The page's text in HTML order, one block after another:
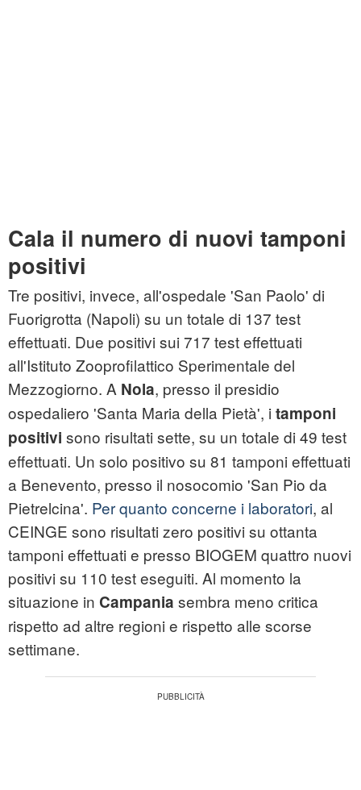
Cala il numero di nuovi tamponi
positivi
Tre positivi, invece, all'ospedale 'San Paolo' di
Fuorigrotta (Napoli) su un totale di 137 test
effettuati. Due positivi sui 717 test effettuati
all'Istituto Zooprofilattico Sperimentale del
Mezzogiorno. A Nola, presso il presidio
ospedaliero 'Santa Maria della Pietà', i tamponi
positivi sono risultati sette, su un totale di 49 test
effettuati. Un solo positivo su 81 tamponi effettuati
a Benevento, presso il nosocomio 'San Pio da
Pietrelcina'. Per quanto concerne i laboratori, al
CEINGE sono risultati zero positivi su ottanta
tamponi effettuati e presso BIOGEM quattro nuovi
positivi su 110 test eseguiti. Al momento la
situazione in Campania sembra meno critica
rispetto ad altre regioni e rispetto alle scorse
settimane.